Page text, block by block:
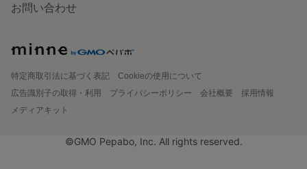
お問い合わせ
特定商取引法に基づく表記
Cookieの使用について
広告識別子の取得・利用
プライバシーポリシー 会社概要
採用情報
メディアキット
©GMO Pepabo, Inc. All rights reserved.